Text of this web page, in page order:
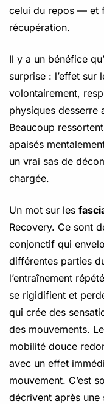
celui du repos — et
récupération.
Il y a un bénéfice
surprise : l’effet sur
volontairement,
physiques desserre
Beaucoup
apaisés
un vrai sas de
chargée.
Un mot sur les
Recovery. Ce sont
conjonctif qui
différentes parties
l’entraînement
se rigidifient et
qui crée des
des mouvements.
mobilité douce
avec un effet
mouvement. C’est
décrivent après une